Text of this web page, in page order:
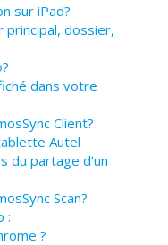
sur iPad?
principal, dossier,
dans votre
Client?
Autel
du partage d’un
Scan?
:
?